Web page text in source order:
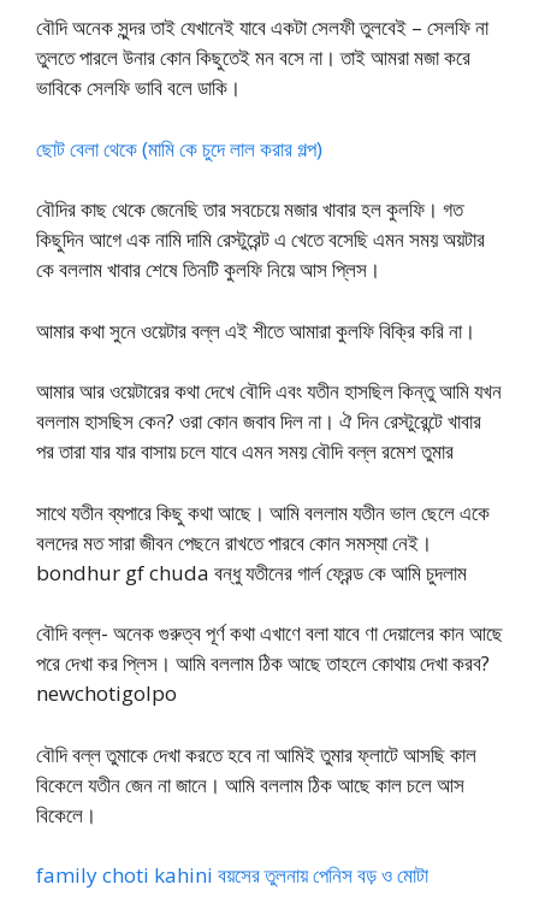
বৌদি অনেক সুন্দর তাই যেখানেই যাবে একটা সেলফী তুলবেই – সেলফি না
তুলতে পারলে উনার কোন কিছুতেই মন বসে না। তাই আমরা মজা করে
ভাবিকে সেলফি ভাবি বলে ডাকি।
ছোট বেলা থেকে (মামি কে চুদে লাল করার গল্প)
বৌদির কাছ থেকে জেনেছি তার সবচেয়ে মজার খাবার হল কুলফি। গত
কিছুদিন আগে এক নামি দামি রেস্টুরেন্ট এ খেতে বসেছি এমন সময় অয়টার
কে বললাম খাবার শেষে তিনটি কুলফি নিয়ে আস প্লিস।
আমার কথা সুনে ওয়েটার বল্ল এই শীতে আমারা কুলফি বিক্রি করি না।
আমার আর ওয়েটারের কথা দেখে বৌদি এবং যতীন হাসছিল কিন্তু আমি যখন
বললাম হাসছিস কেন? ওরা কোন জবাব দিল না। ঐ দিন রেস্টুরেন্টে খাবার
পর তারা যার যার বাসায় চলে যাবে এমন সময় বৌদি বল্ল রমেশ তুমার
সাথে যতীন ব্যপারে কিছু কথা আছে। আমি বললাম যতীন ভাল ছেলে একে
বলদের মত সারা জীবন পেছনে রাখতে পারবে কোন সমস্যা নেই।
bondhur gf chuda বন্ধু যতীনের গার্ল ফ্রেন্ড কে আমি চুদলাম
বৌদি বল্ল- অনেক গুরুত্ব পূর্ণ কথা এখাণে বলা যাবে ণা দেয়ালের কান আছে
পরে দেখা কর প্লিস। আমি বললাম ঠিক আছে তাহলে কোথায় দেখা করব?
newchotigolpo
বৌদি বল্ল তুমাকে দেখা করতে হবে না আমিই তুমার ফ্লাটে আসছি কাল
বিকেলে যতীন জেন না জানে। আমি বললাম ঠিক আছে কাল চলে আস
বিকেলে।
family choti kahini বয়সের তুলনায় পেনিস বড় ও মোটা